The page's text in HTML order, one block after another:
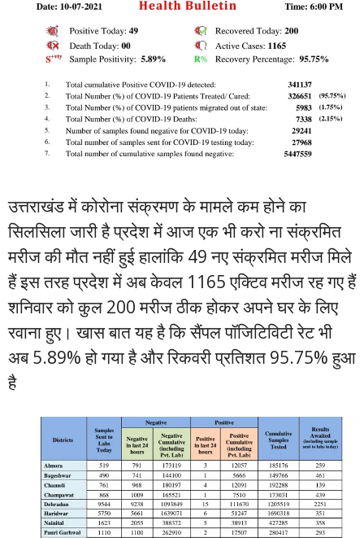
उत्तराखंड में कोरोना संक्रमण के मामले कम होने का
सिलसिला जारी है प्रदेश में आज एक भी करो ना संक्रमित
मरीज की मौत नहीं हुई हालांकि 49 नए संक्रमित मरीज मिले
हैं इस तरह प्रदेश में अब केवल 1165 एक्टिव मरीज रह गए हैं
शनिवार को कुल 200 मरीज ठीक होकर अपने घर के लिए
रवाना हुए। खास बात यह है कि सैंपल पॉजिटिविटी रेट भी
अब 5.89% हो गया है और रिकवरी प्रतिशत 95.75% हुआ
है